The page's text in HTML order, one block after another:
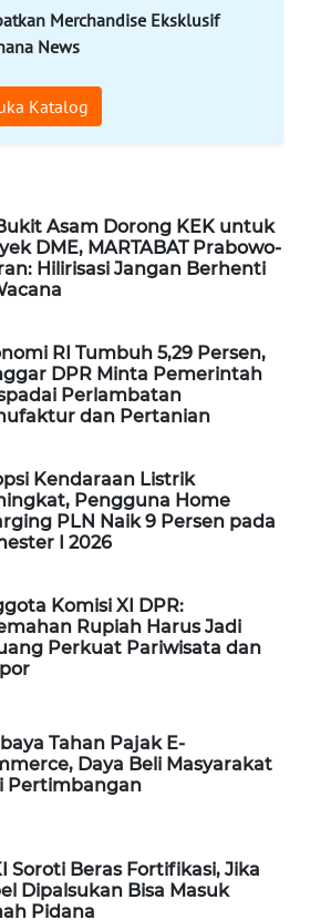
Merchandise Eksklusif
News
Katalog
Asam Dorong KEK untuk
DME, MARTABAT Prabowo-
Hilirisasi Jangan Berhenti
RI Tumbuh 5,29 Persen,
DPR Minta Pemerintah
Perlambatan
dan Pertanian
Kendaraan Listrik
Pengguna Home
PLN Naik 9 Persen pada
I 2026
Komisi XI DPR:
Rupiah Harus Jadi
Perkuat Pariwisata dan
Tahan Pajak E-
Daya Beli Masyarakat
Pertimbangan
Soroti Beras Fortifikasi, Jika
Dipalsukan Bisa Masuk
Pidana